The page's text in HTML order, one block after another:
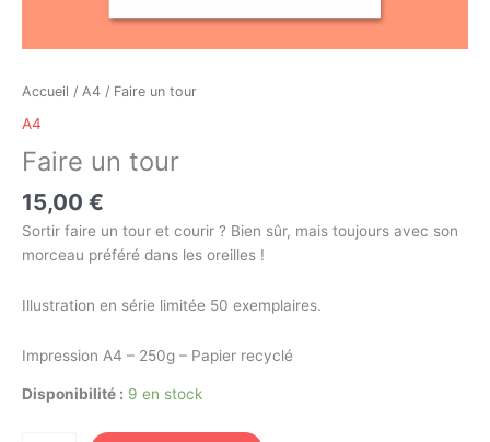
Accueil / A4 / Faire un tour
A4
Faire un tour
15,00 €
Sortir faire un tour et courir ? Bien sûr, mais toujours avec son
morceau préféré dans les oreilles !
Illustration en série limitée 50 exemplaires.
Impression A4 – 250g – Papier recyclé
Disponibilité : 9 en stock